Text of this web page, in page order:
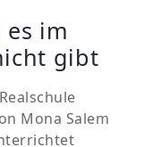
im
gibt
Mona Salem